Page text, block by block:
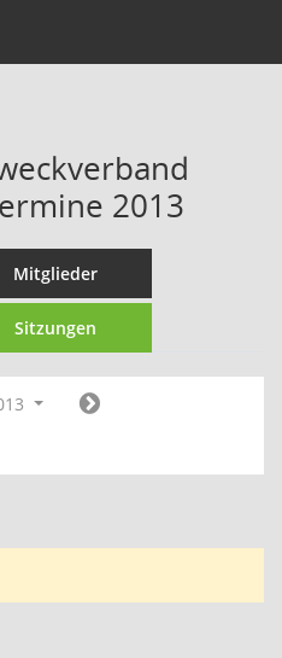
2013
Mitglieder
Sitzungen